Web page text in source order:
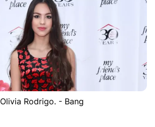
Olivia Rodrigo. - Bang